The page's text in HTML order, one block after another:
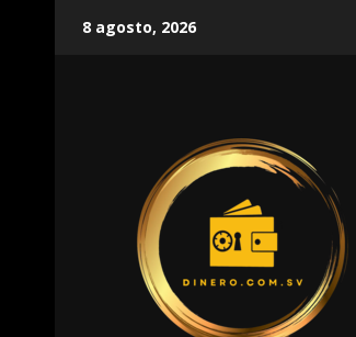
8 agosto, 2026